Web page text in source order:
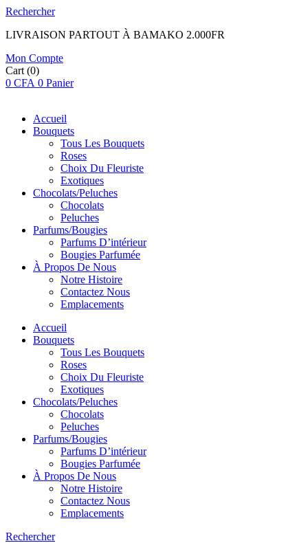
Rechercher
LIVRAISON PARTOUT À BAMAKO 2.000FR
Mon Compte
Cart (0)
0 CFA 0 Panier
Accueil
Bouquets
Tous Les Bouquets
Roses
Choix Du Fleuriste
Exotiques
Chocolats/Peluches
Chocolats
Peluches
Parfums/Bougies
Parfums D’intérieur
Bougies Parfumée
À Propos De Nous
Notre Histoire
Contactez Nous
Emplacements
Accueil
Bouquets
Tous Les Bouquets
Roses
Choix Du Fleuriste
Exotiques
Chocolats/Peluches
Chocolats
Peluches
Parfums/Bougies
Parfums D’intérieur
Bougies Parfumée
À Propos De Nous
Notre Histoire
Contactez Nous
Emplacements
Rechercher